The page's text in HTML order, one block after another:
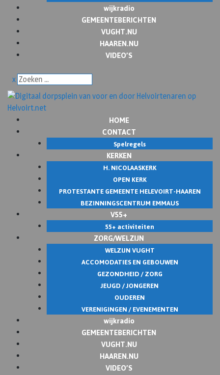
wijkradio
GEMEENTEBERICHTEN
VUGHT.NU
HAAREN.NU
VIDEO’S
x
HOME
CONTACT
Spelregels
KERKEN
H. NICOLAASKERK
OPEN KERK
PROTESTANTE GEMEENTE HELEVOIRT-HAAREN
BEZINNINGSCENTRUM EMMAUS
V55+
55+ activiteiten
ZORG/WELZIJN
WELZIJN VUGHT
ACCOMODATIES EN GEBOUWEN
GEZONDHEID / ZORG
JEUGD / JONGEREN
OUDEREN
VERENIGINGEN / EVENEMENTEN
wijkradio
GEMEENTEBERICHTEN
VUGHT.NU
HAAREN.NU
VIDEO’S